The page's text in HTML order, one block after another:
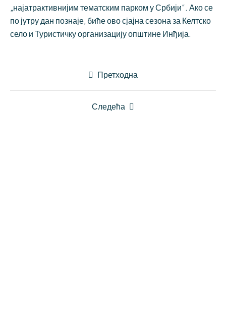
„најатрактивнијим тематским парком у Србији“. Ако се
по јутру дан познаје, биће ово сјајна сезона за Келтско
село и Туристичку организацију општине Инђија.
Претходна
Следећа